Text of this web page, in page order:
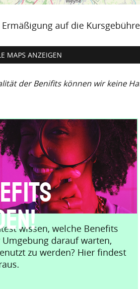
Ermäßigung auf die
MAPS ANZEIGEN
der Benifits können wir keine
wissen, welche Benefits
darauf warten,
zu werden? Hier findest